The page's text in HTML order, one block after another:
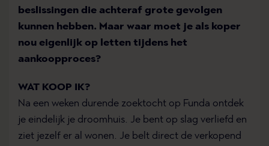
beslissingen die achteraf grote gevolgen
kunnen hebben. Maar waar moet je als koper
nou eigenlijk op letten tijdens het
aankoopproces?
WAT KOOP IK?
Na een weken durende zoektocht op Funda ontdek
je eindelijk je droomhuis. Je bent op slag verliefd en
ziet jezelf er al wonen. Je belt direct de verkopend